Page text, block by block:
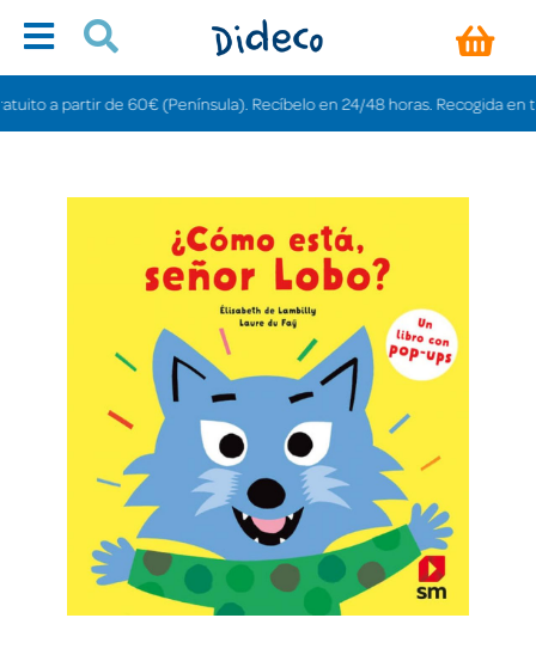
a partir de 60€ (Península). Recíbelo en 24/48 horas. Recogida en